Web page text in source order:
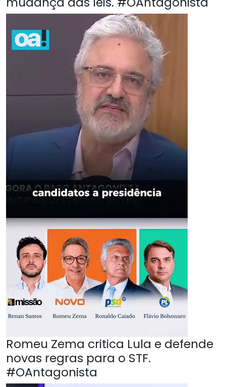
Romeu Zema critica Lula e defende
novas regras para o STF.
#OAntagonista